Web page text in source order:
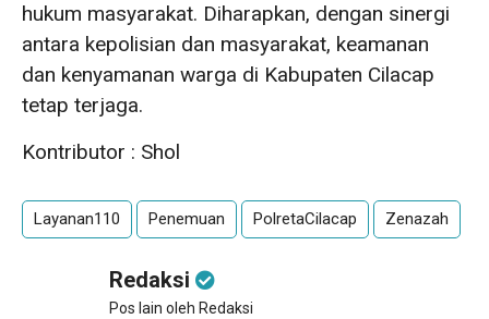
hukum masyarakat. Diharapkan, dengan sinergi
antara kepolisian dan masyarakat, keamanan
dan kenyamanan warga di Kabupaten Cilacap
tetap terjaga.
Kontributor : Shol
Layanan110 Penemuan PolretaCilacap Zenazah
Redaksi
Pos lain oleh Redaksi